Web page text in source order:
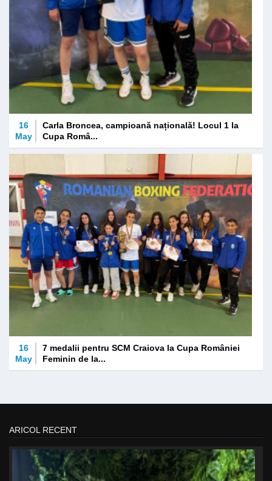
16
May
Carla Broncea, campioană națională! Locul 1 la
Cupa Româ...
16
May
7 medalii pentru SCM Craiova la Cupa României
Feminin de la...
ARICOL RECENT